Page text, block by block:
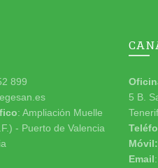
899
: Ampliación Muelle
- Puerto de Valencia
5 B.
Móvil:
Email